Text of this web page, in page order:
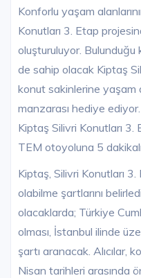
Konforlu yaşam
Konutları 3. Etap
oluşturuluyor.
de sahip olacak Kiptaş
konut sakinlerine yaşam
manzarası hediye ediyor.
Kiptaş Silivri Konutları
TEM otoyoluna 5
Kiptaş, Silivri Konutları
olabilme şartlarını
olacaklarda; Türkiye
olması, İstanbul ilinde
şartı aranacak.
Nisan tarihleri arasında